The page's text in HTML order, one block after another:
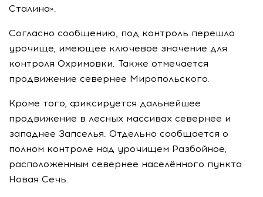
Сталина».
Согласно сообщению, под контроль перешло
урочище, имеющее ключевое значение для
контроля Охримовки. Также отмечается
продвижение севернее Миропольского.
Кроме того, фиксируется дальнейшее
продвижение в лесных массивах севернее и
западнее Запселья. Отдельно сообщается о
полном контроле над урочищем Разбойное,
расположенным севернее населённого пункта
Новая Сечь.